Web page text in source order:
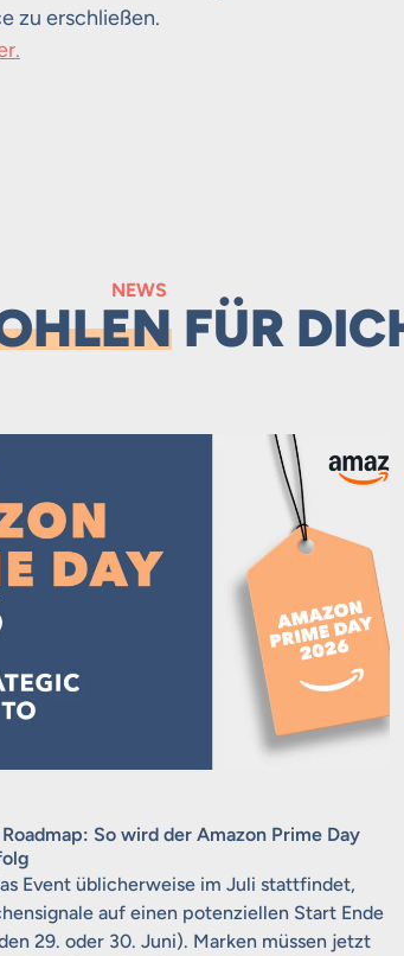
zu erschließen.
NEWS
FÜR
So wird der Amazon Prime Day
Event üblicherweise im Juli stattfindet,
auf einen potenziellen Start Ende
29. oder 30. Juni). Marken müssen jetzt